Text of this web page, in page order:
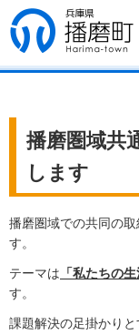
兵庫県 播磨
町
播磨圏域共
します
播磨圏域での共同の
す。
テーマは 「私たちの
す。
課題解決の足掛かり